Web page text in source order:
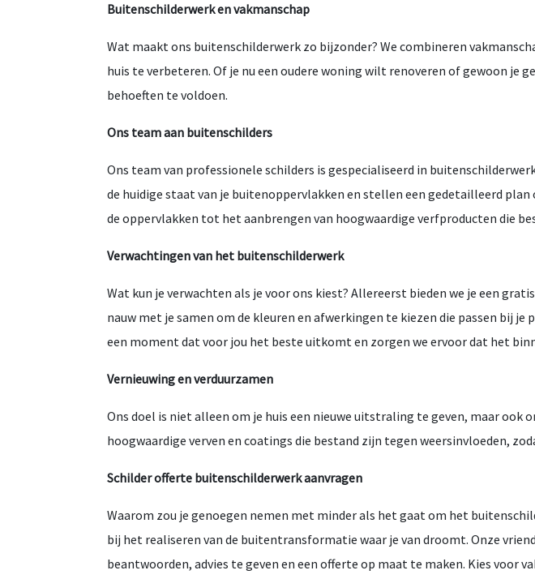
Buitenschilderwerk en vakmanschap
Wat maakt ons buitenschilderwerk zo bijzonder? We combineren
huis te verbeteren. Of je nu een oudere woning wilt renoveren of gewoon je
behoeften te voldoen.
Ons team aan buitenschilders
Ons team van professionele schilders is gespecialiseerd in
de huidige staat van je buitenoppervlakken en stellen een gedetailleerd
de oppervlakken tot het aanbrengen van hoogwaardige verfproducten die
Verwachtingen van het buitenschilderwerk
Wat kun je verwachten als je voor ons kiest? Allereerst bieden we je een
nauw met je samen om de kleuren en afwerkingen te kiezen die passen bij
een moment dat voor jou het beste uitkomt en zorgen we ervoor dat het
Vernieuwing en verduurzamen
Ons doel is niet alleen om je huis een nieuwe uitstraling te geven, maar ook
hoogwaardige verven en coatings die bestand zijn tegen weersinvloeden,
Schilder offerte buitenschilderwerk aanvragen
Waarom zou je genoegen nemen met minder als het gaat om het
bij het realiseren van de buitentransformatie waar je van droomt. Onze
beantwoorden, advies te geven en een offerte op maat te maken. Kies voor